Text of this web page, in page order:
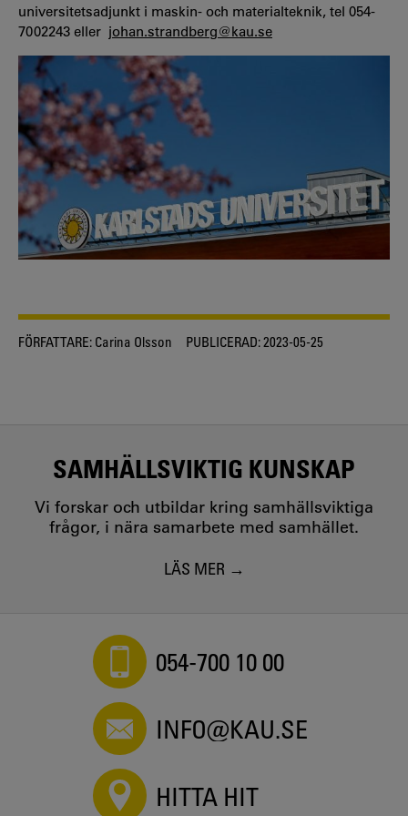
universitetsadjunkt i maskin- och materialteknik, tel 054-
7002243 eller johan.strandberg@kau.se
FÖRFATTARE: Carina Olsson PUBLICERAD:2023-05-25
SAMHÄLLSVIKTIG KUNSKAP
Vi forskar och utbildar kring samhällsviktiga
frågor, i nära samarbete med samhället.
LÄS MER
054-700 10 00
INFO@KAU.SE
HITTA HIT